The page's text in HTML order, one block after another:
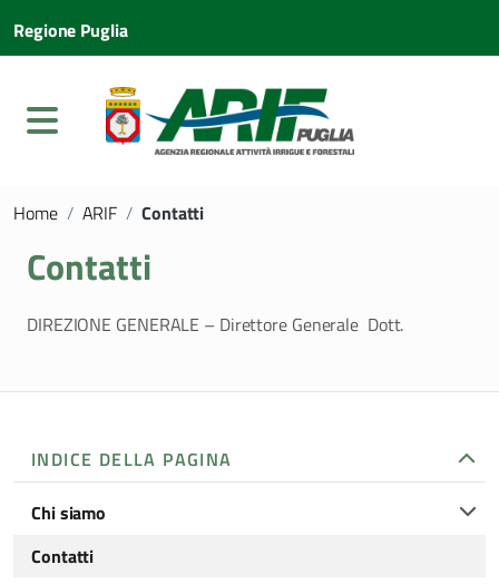
Regione Puglia
Home / ARIF / Contatti
Contatti
DIREZIONE GENERALE – Direttore Generale Dott.
INDICE DELLA PAGINA
Chi siamo
Contatti